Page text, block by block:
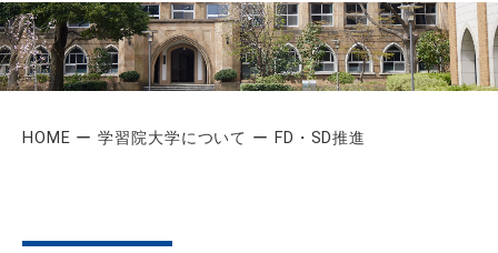
HOME 学習院大学について FD・SD推進